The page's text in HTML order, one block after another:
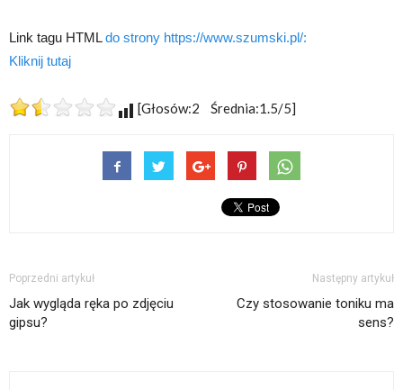
Link tagu HTMLdo strony https://www.szumski.pl/:
Kliknij tutaj
[Głosów:2 Średnia:1.5/5]
Poprzedni artykuł
Jak wygląda ręka po zdjęciu
gipsu?
Następny artykuł
Czy stosowanie toniku ma
sens?